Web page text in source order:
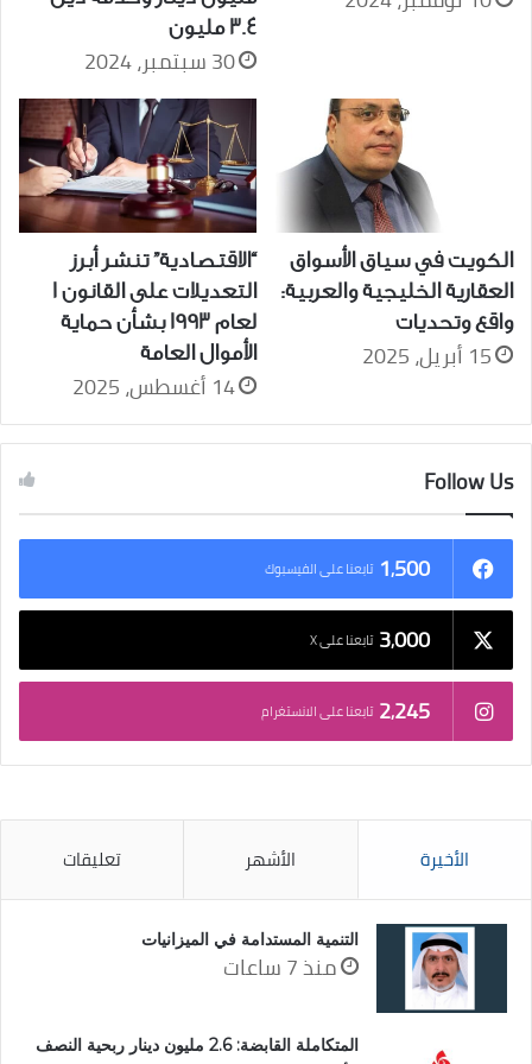
3.4 مليون
30 سبتمبر، 2024
الكويت في سياق الأسواق
العقارية الخليجية والعربية:
واقع وتحديات
15 أبريل، 2025
“الاقتصادية” تنشر أبرز
التعديلات على القانون 1
لعام 1993 بشأن حماية
الأموال العامة
14 أغسطس، 2025
Follow Us
1٬500 تابعنا على الفيسبوك
3٬000 تابعنا على X
2٬245 تابعنا على الانستغرام
الأخيرة الأشهر تعليقات
التنمية المستدامة في الميزانيات
منذ 7 ساعات
المتكاملة القابضة: 2.6 مليون دينار ربحية النصف